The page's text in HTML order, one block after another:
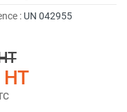
: UN 042955
HT